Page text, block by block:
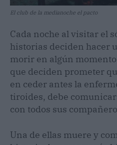
El club de la medianoche el pacto
Cada noche al visitar el
historias deciden hacer
morir en algún
que deciden prometer
en ceder antes la
tiroides, debe
con todos sus
Una de ellas muere y